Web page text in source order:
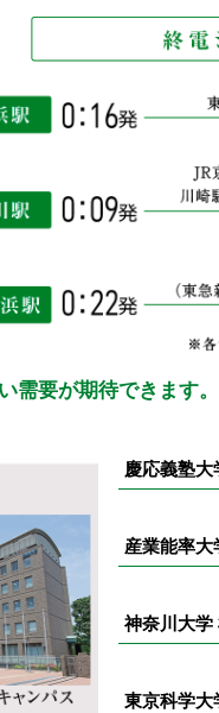
需要が期待できます。
慶応義塾大
産業能率大
神奈川大学
東京科学大